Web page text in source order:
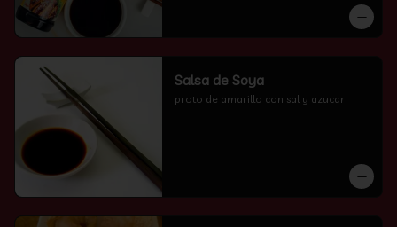
Salsa de Soya
proto de amarillo con sal y azucar